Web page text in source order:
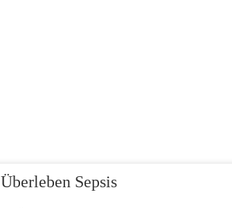
Überleben Sepsis